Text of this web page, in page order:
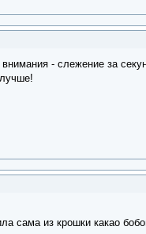
- слежение за
сама из крошки какао